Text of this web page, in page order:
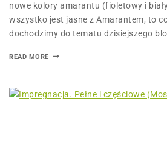
nowe kolory amarantu (fioletowy i
wszystko jest jasne z Amarantem, to
dochodzimy do tematu dzisiejszego
READ MORE